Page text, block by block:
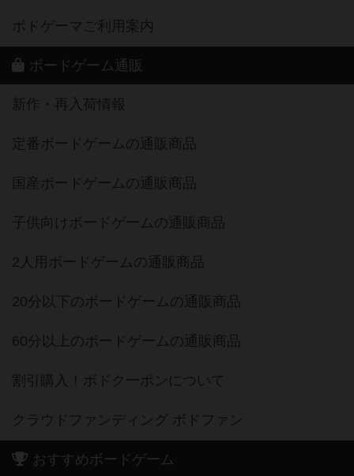
ボドゲーマご利用案内
ボードゲーム通販
新作・再入荷情報
定番ボードゲームの通販商品
国産ボードゲームの通販商品
子供向けボードゲームの通販商品
2人用ボードゲームの通販商品
20分以下のボードゲームの通販商品
60分以上のボードゲームの通販商品
割引購入！ボドクーポンについて
クラウドファンディング ボドファン
おすすめボードゲーム